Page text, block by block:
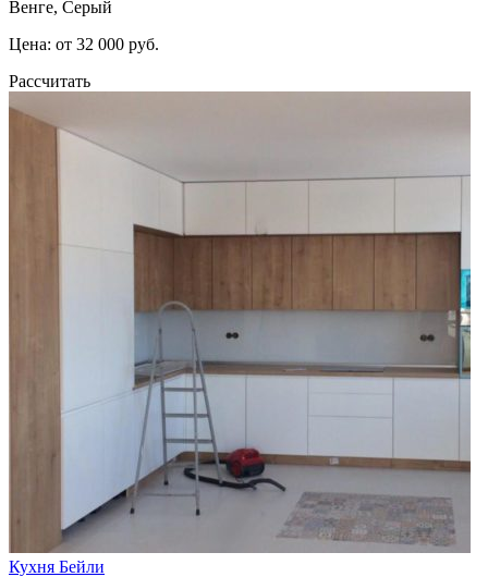
Венге, Серый
Цена: от 32 000 руб.
Рассчитать
Кухня Бейли